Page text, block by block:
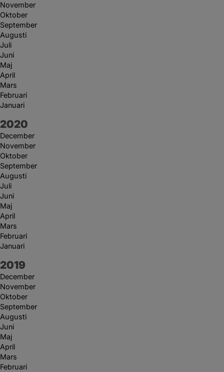
November
Oktober
September
Augusti
Juli
Juni
Maj
April
Mars
Februari
Januari
År:
2020
December
November
Oktober
September
Augusti
Juli
Juni
Maj
April
Mars
Februari
Januari
År:
2019
December
November
Oktober
September
Augusti
Juni
Maj
April
Mars
Februari